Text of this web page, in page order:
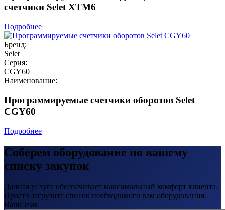
счетчики Selet XTM6
Подробнее
Бренд:
Selet
Серия:
CGY60
Наименование:
Программируемые счетчики оборотов Selet
CGY60
Подробнее
Соберем оборудование по вашему
списку закупок
Данная услуга обеспечивает максимальный комфорт клиента.
Просто загрузите список необходимого вам оборудования.
Ваше имя